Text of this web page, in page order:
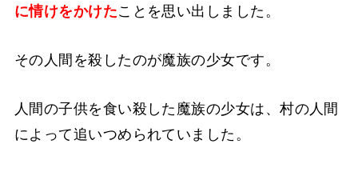
に情けをかけたことを思い出しました。
その人間を殺したのが魔族の少女です。
人間の子供を食い殺した魔族の少女は、村の人間
によって追いつめられていました。